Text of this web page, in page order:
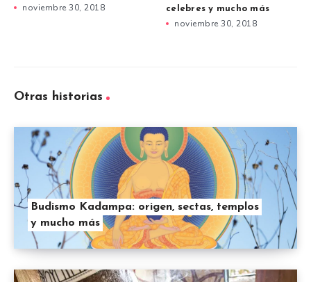
noviembre 30, 2018
celebres y mucho más
noviembre 30, 2018
Otras historias
Budismo Kadampa: origen, sectas, templos
y mucho más